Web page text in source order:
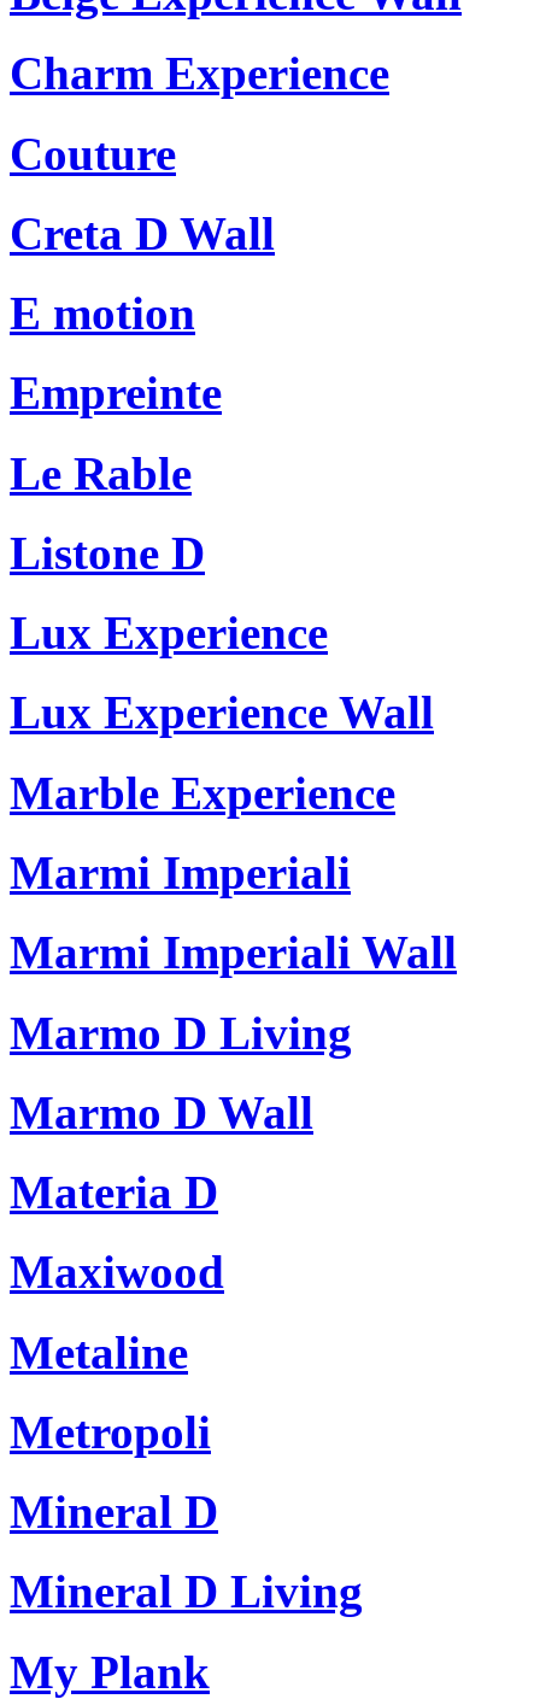
Charm Experience
Couture
Creta D Wall
E motion
Empreinte
Le Rable
Listone D
Lux Experience
Lux Experience Wall
Marble Experience
Marmi Imperiali
Marmi Imperiali Wall
Marmo D Living
Marmo D Wall
Materia D
Maxiwood
Metaline
Metropoli
Mineral D
Mineral D Living
My Plank